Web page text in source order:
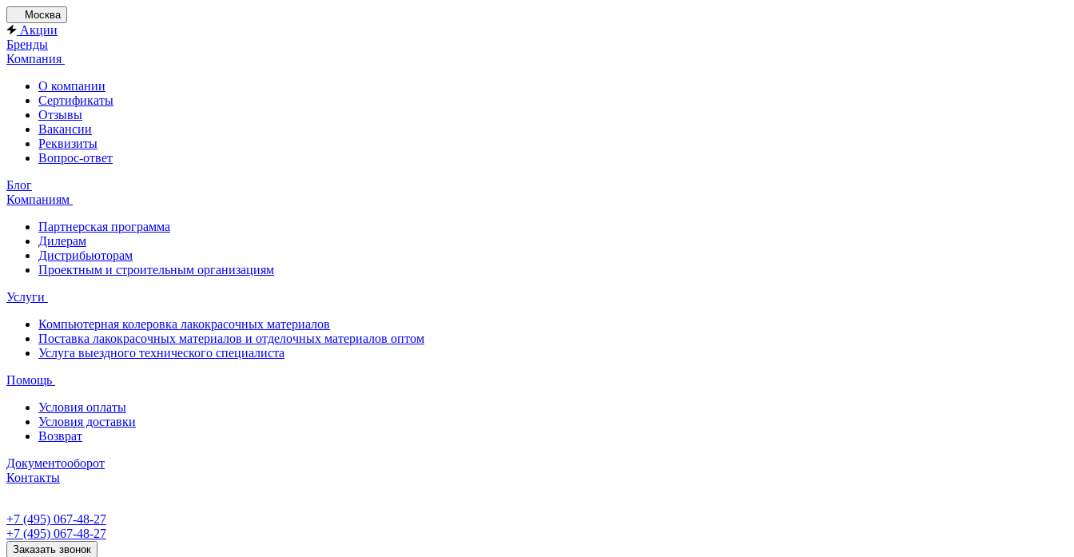
Москва
Акции
Бренды
Компания
О компании
Сертификаты
Отзывы
Вакансии
Реквизиты
Вопрос-ответ
Блог
Компаниям
Партнерская программа
Дилерам
Дистрибьюторам
Проектным и строительным организациям
Услуги
Компьютерная колеровка лакокрасочных материалов
Поставка лакокрасочных материалов и отделочных материалов оптом
Услуга выездного технического специалиста
Помощь
Условия оплаты
Условия доставки
Возврат
Документооборот
Контакты
+7 (495) 067-48-27
+7 (495) 067-48-27
Заказать звонок